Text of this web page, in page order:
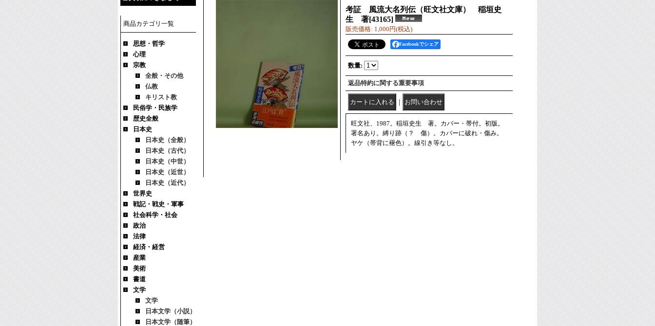
商品カテゴリ一覧
思想・哲学
心理
宗教
全般・その他
仏教
キリスト教
民俗学・民族学
歴史全般
日本史
日本史（全般）
日本史（古代）
日本史（中世）
日本史（近世）
日本史（近代）
世界史
戦記・戦史・軍事
社会科学・社会
政治
法律
経済・経営
産業
美術
書道
文学
文学
日本文学（小説）
日本文学（随筆）
考証 風流大名列伝（旺文社文庫） 稲垣史
生 著[43165]
販売価格: 1,000円(税込)
Facebookでシェア
数量:
返品特約に関する重要事項
｜
旺文社、1987。稲垣史生 著。カバー・帯付。初版。
署名あり。縛り跡（？ 傷）。カバーに破れ・傷み。
ヤケ（帯背に褪色）。線引き等なし。